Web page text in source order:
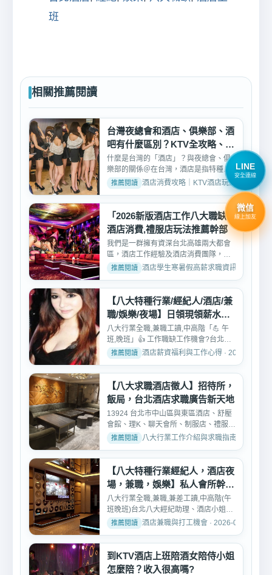
班
相關推薦閱讀
台灣夜總會和酒店、俱樂部、酒
吧有什麼區別？KTV全攻略、評
價、玩法介紹
什麼是台灣的「酒店」？與夜總會、俱
樂部的關係＠在台灣，酒店是指特種行
業中綜合KTV並有坐檯小...
酒店消費攻略｜KTV酒店玩法、消費與
「2026新版酒店工作八大職缺」
酒店消費,禮服店玩法推薦幹部
我們是一群擁有資深台北高雄兩大都會
區，酒店工作經驗及酒店消費團隊，有
最專業的酒店消費幹部 ...
酒店學生寒暑假高薪求職資訊 · 2026-
【八大特種行業/經紀人/酒店/兼
職/娛樂/夜場】日領現領薪水工
作
八大行業全職,兼職工讀,中高階「💪 午
班,晚班」👍 工作職缺工作機會?️台北市
中山區、東區酒店、...酒店薪資福利與工作心得 · 2026-02-07
【八大求職酒店徵人】招待所，
飯局，台北酒店求職廣告新天地
13924 台北市中山區與東區酒店、舒壓
會館、理K、聊天會所、制服店、禮服
店、便服店、禮便便禮店...
八大行業工作介紹與求職指南 · 2026-
【八大特種行業經紀人，酒店夜
場，兼職，娛樂】私人會所幹部
高薪工作
八大行業全職,兼職,兼差工讀,中高階(午
班晚班)台北八大經紀助理、酒店小姐、
公關、領檯、酒店行...酒店兼職與打工機會 · 2026-02-09
到KTV酒店上班陪酒女陪侍小姐
怎麼陪？收入很高嗎?
LINE
安全連線
微信
線上加友